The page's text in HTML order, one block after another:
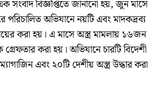
সংবাদ বিজ্ঞপ্তিতে জানানো হয়, জুন মাসে
পরিচালিত অভিযানে নয়টি এবং মাদকদ্রব্য
করা হয়। এ মাসে অস্ত্র মামলায় ১৬জন
করা হয়। অভিযানে চারটি বিদেশী
এবং ২০টি দেশীয় অস্ত্র উদ্ধার করা